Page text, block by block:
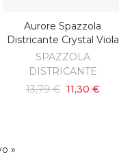
AGGIUNGI AL CARRELLO
Aurore Spazzola
Districante Crystal Viola
SPAZZOLA
DISTRICANTE
13,79 € 11,30 €
»